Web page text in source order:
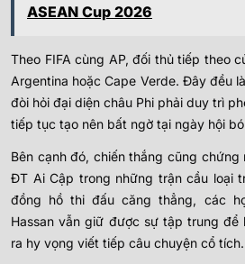
ASEAN Cup 2026
Theo FIFA cùng AP, đối thủ tiếp theo
Argentina hoặc Cape Verde. Đây đều
đòi hỏi đại diện châu Phi phải duy trì
tiếp tục tạo nên bất ngờ tại ngày hội
Bên cạnh đó, chiến thắng cũng chứng
ĐT Ai Cập trong những trận cầu loại
đồng hồ thi đấu căng thẳng, các
Hassan vẫn giữ được sự tập trung để
ra hy vọng viết tiếp câu chuyện cổ tích.